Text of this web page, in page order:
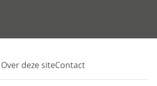
Footer
Over deze siteContact